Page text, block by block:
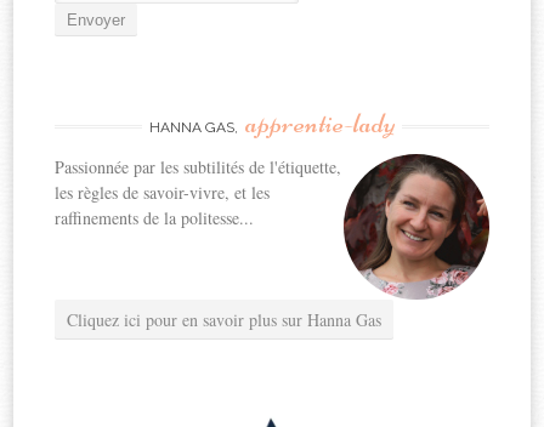
HANNA GAS, apprentie-lady
Passionnée par les subtilités de l'étiquette,
les règles de savoir-vivre, et les
raffinements de la politesse...
Cliquez ici pour en savoir plus sur Hanna Gas